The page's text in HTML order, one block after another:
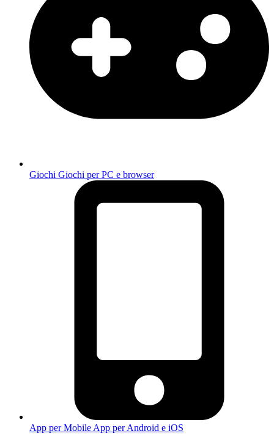
Giochi Giochi per PC e browser
App per Mobile App per Android e iOS